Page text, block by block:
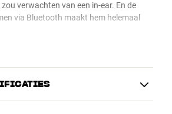
verwachten van een in-ear. En de
via Bluetooth maakt hem helemaal
zijn, of je nu naar
muziek luistert. Hij heeft een groot en